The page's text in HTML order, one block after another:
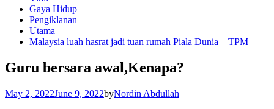
Gaya Hidup
Pengiklanan
Utama
Malaysia luah hasrat jadi tuan rumah Piala Dunia – TPM
Guru bersara awal,Kenapa?
May 2, 2022June 9, 2022byNordin Abdullah